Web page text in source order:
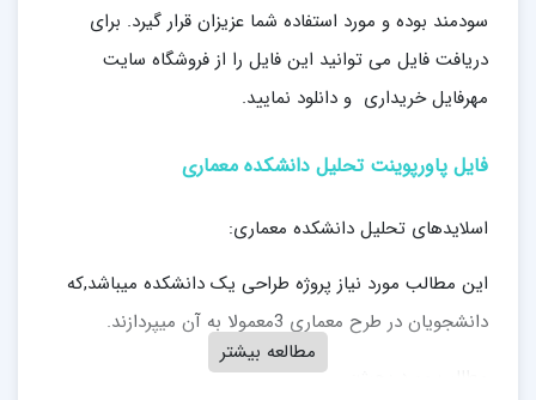
سودمند بوده و مورد استفاده شما عزیزان قرار گیرد. برای
دریافت فایل می توانید این فایل را از فروشگاه سایت
مهرفایل خریداری و دانلود نمایید.
فایل پاورپوینت تحلیل دانشکده معماری
اسلایدهای تحلیل دانشکده معماری:
این مطالب مورد نیاز پروژه طراحی یک دانشکده میباشد,که
دانشجویان در طرح معماری 3معمولا به آن میپردازند.
مطالعه بیشتر